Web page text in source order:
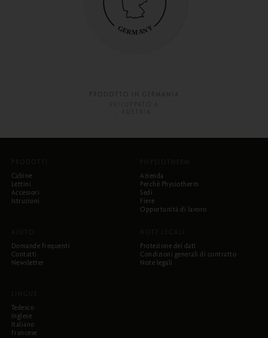
PRODOTTO IN GERMANIA
Cabine
Lettini
Accessori
Istruzioni
Azienda
Perché Physiotherm
Sedi
Fiere
Opportunità di lavoro
Domande frequenti
Contatti
Newsletter
Protezione dei dati
Condizioni generali di contratto
Note legali
Tedesco
Inglese
Italiano
Francese